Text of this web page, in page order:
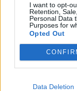
I want to opt-
Retention,
Personal Data
Purposes for
Opted Out
Data Deletion
κινηματογραφικής
ΧΤΕΣ